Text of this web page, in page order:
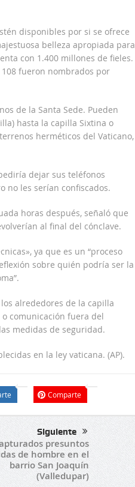
disponibles por si se ofrece
belleza apropiada para
con 1.400 millones de fieles.
108 fueron nombrados por
de la Santa Sede. Pueden
hasta la capilla Sixtina o
herméticos del Vaticano,
dejar sus teléfonos
no les serían confiscados.
horas después, señaló que
al final del cónclave.
ya que es un “proceso
sobre quién podría ser la
alrededores de la capilla
comunicación fuera del
medidas de seguridad.
en la ley vaticana. (AP).
Comparte
Siguiente
presuntos
de hombre en el
barrio San Joaquín
(Valledupar)